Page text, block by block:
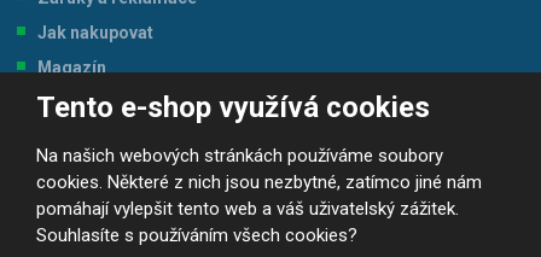
Tento e-shop využívá cookies
Na našich webových stránkách používáme soubory
cookies. Některé z nich jsou nezbytné, zatímco jiné nám
pomáhají vylepšit tento web a váš uživatelský zážitek.
Souhlasíte s používáním všech cookies?
Jak nakupovat
Magazín
Tabulka velikostí
© 2026, JP-SPORT.CZ SPORTOVNÍ POTŘEBY